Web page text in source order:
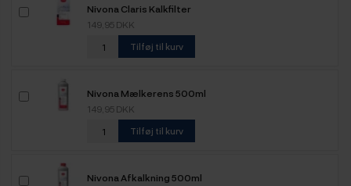
Nivona Claris Kalkfilter
149,95 DKK
Tilføj til kurv
Nivona Mælkerens 500ml
149,95 DKK
Tilføj til kurv
Nivona Afkalkning 500ml